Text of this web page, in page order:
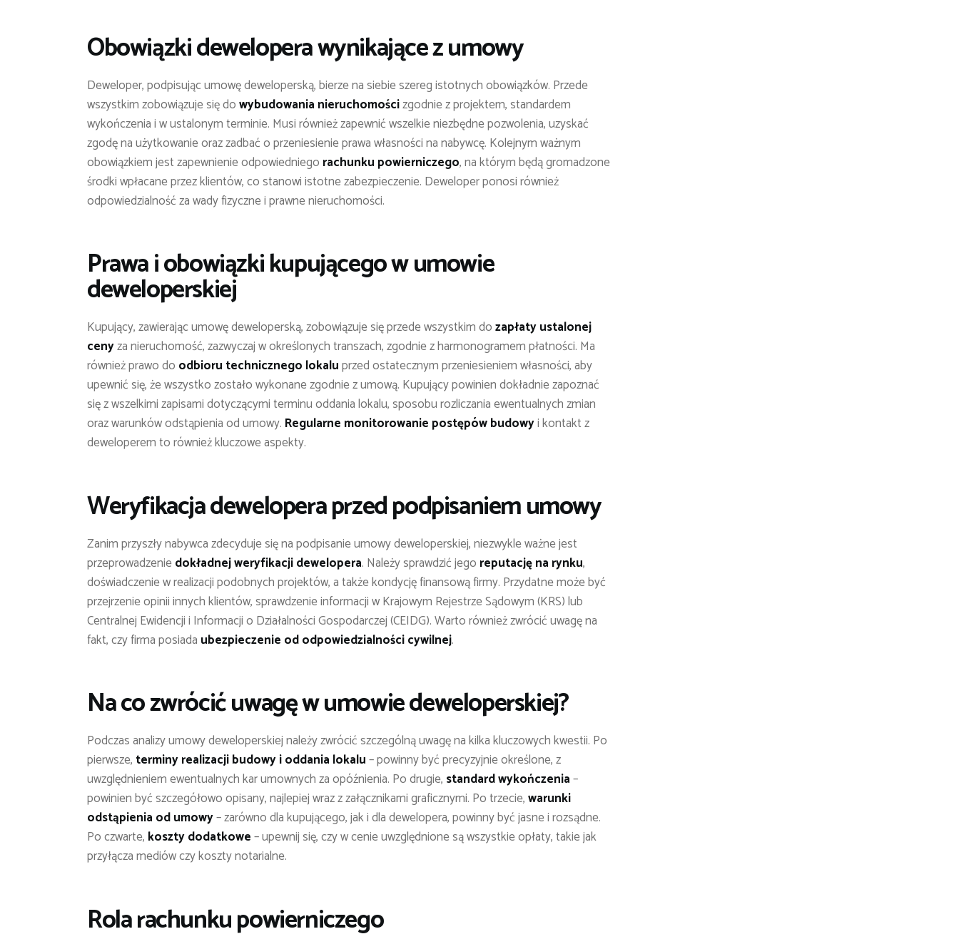
Obowiązki dewelopera wynikające z umowy
Deweloper, podpisując umowę deweloperską, bierze na siebie szereg istotnych obowiązków. Przede
wszystkim zobowiązuje się dowybudowania nieruchomościzgodnie z projektem, standardem
wykończenia i w ustalonym terminie. Musi również zapewnić wszelkie niezbędne pozwolenia, uzyskać
zgodę na użytkowanie oraz zadbać o przeniesienie prawa własności na nabywcę. Kolejnym ważnym
obowiązkiem jest zapewnienie odpowiedniego rachunku powierniczego, na którym będą gromadzone
środki wpłacane przez klientów, co stanowi istotne zabezpieczenie. Deweloper ponosi również
odpowiedzialność za wady fizyczne i prawne nieruchomości.
Prawa i obowiązki kupującego w umowie
deweloperskiej
Kupujący, zawierając umowę deweloperską, zobowiązuje się przede wszystkim dozapłaty ustalonej
cenyza nieruchomość, zazwyczaj w określonych transzach, zgodnie z harmonogramem płatności. Ma
również prawo do odbioru technicznego lokaluprzed ostatecznym przeniesieniem własności, aby
upewnić się, że wszystko zostało wykonane zgodnie z umową. Kupujący powinien dokładnie zapoznać
się z wszelkimi zapisami dotyczącymi terminu oddania lokalu, sposobu rozliczania ewentualnych zmian
oraz warunków odstąpienia od umowy. Regularne monitorowanie postępów budowyi kontakt z
deweloperem to również kluczowe aspekty.
Weryfikacja dewelopera przed podpisaniem umowy
Zanim przyszły nabywca zdecyduje się na podpisanie umowy deweloperskiej, niezwykle ważne jest
przeprowadzeniedokładnej weryfikacji dewelopera. Należy sprawdzić jego reputację na rynku,
doświadczenie w realizacji podobnych projektów, a także kondycję finansową firmy. Przydatne może być
przejrzenie opinii innych klientów, sprawdzenie informacji w Krajowym Rejestrze Sądowym (KRS) lub
Centralnej Ewidencji i Informacji o Działalności Gospodarczej (CEIDG). Warto również zwrócić uwagę na
fakt, czy firma posiada ubezpieczenie od odpowiedzialności cywilnej.
Na co zwrócić uwagę w umowie deweloperskiej?
Podczas analizy umowy deweloperskiej należy zwrócić szczególną uwagę na kilka kluczowych kwestii. Po
pierwsze, terminy realizacji budowy i oddania lokalu– powinny być precyzyjnie określone, z
uwzględnieniem ewentualnych kar umownych za opóźnienia. Po drugie, standard wykończenia–
powinien być szczegółowo opisany, najlepiej wraz z załącznikami graficznymi. Po trzecie,warunki
odstąpienia od umowy– zarówno dla kupującego, jak i dla dewelopera, powinny być jasne i rozsądne.
Po czwarte, koszty dodatkowe– upewnij się, czy w cenie uwzględnione są wszystkie opłaty, takie jak
przyłącza mediów czy koszty notarialne.
Rola rachunku powierniczego